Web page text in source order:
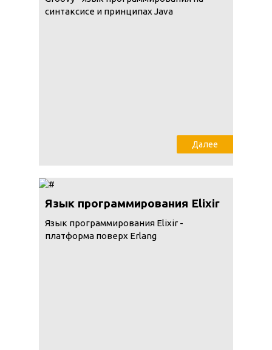
синтаксисе и принципах Java
Далее
Язык программирования Elixir
Язык программирования Elixir -
платформа поверх Erlang